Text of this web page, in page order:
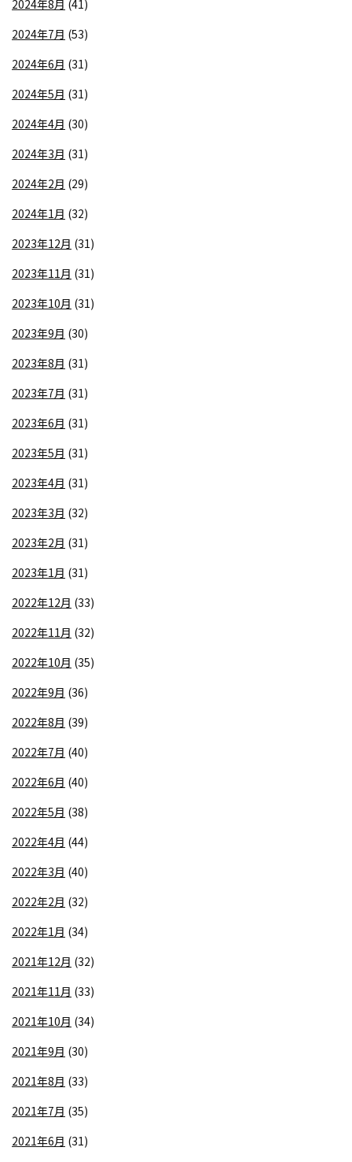
2024年8月 (41)
2024年7月 (53)
2024年6月 (31)
2024年5月 (31)
2024年4月 (30)
2024年3月 (31)
2024年2月 (29)
2024年1月 (32)
2023年12月 (31)
2023年11月 (31)
2023年10月 (31)
2023年9月 (30)
2023年8月 (31)
2023年7月 (31)
2023年6月 (31)
2023年5月 (31)
2023年4月 (31)
2023年3月 (32)
2023年2月 (31)
2023年1月 (31)
2022年12月 (33)
2022年11月 (32)
2022年10月 (35)
2022年9月 (36)
2022年8月 (39)
2022年7月 (40)
2022年6月 (40)
2022年5月 (38)
2022年4月 (44)
2022年3月 (40)
2022年2月 (32)
2022年1月 (34)
2021年12月 (32)
2021年11月 (33)
2021年10月 (34)
2021年9月 (30)
2021年8月 (33)
2021年7月 (35)
2021年6月 (31)